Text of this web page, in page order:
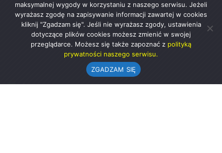
maksymalnej wygody w korzystaniu z naszego serwisu. Jeżeli
wyrażasz zgodę na zapisywanie informacji zawartej w cookies
kliknij "Zgadzam się". Jeśli nie wyrażasz zgody, ustawienia
dotyczące plików cookies możesz zmienić w swojej
przeglądarce. Możesz się także zapoznać z polityką
prywatności naszego serwisu.
ZGADZAM SIĘ